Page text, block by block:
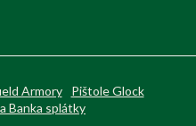
Armory
Pištole Glock
Banka splátky